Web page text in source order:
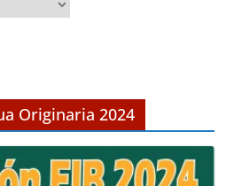
Originaria 2024